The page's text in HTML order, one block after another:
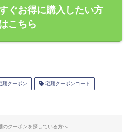
ぐお得に購入したい方
はこちら
麺クーポン 宅麺クーポンコード
のクーポンを探している方へ